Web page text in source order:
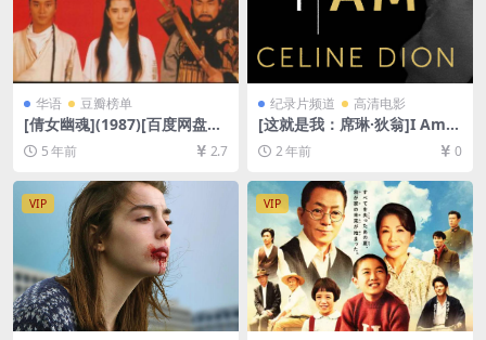
华语 豆瓣榜单
[倩女幽魂](1987)[百度网盘
+迅雷云盘资源1080P超清未
删减][MP4/6.2GB][粤语中字]
5 年前 2.7
纪录片频道 高清电影
[这就是我：席琳·狄翁]I Am:
Celine Dion (2024)[百度网盘
+夸克网盘1080P超清未删减
资源][网盘在线播放/下载][MP
4/6.5GB][官方中字]
2 年前 0
VIP VIP